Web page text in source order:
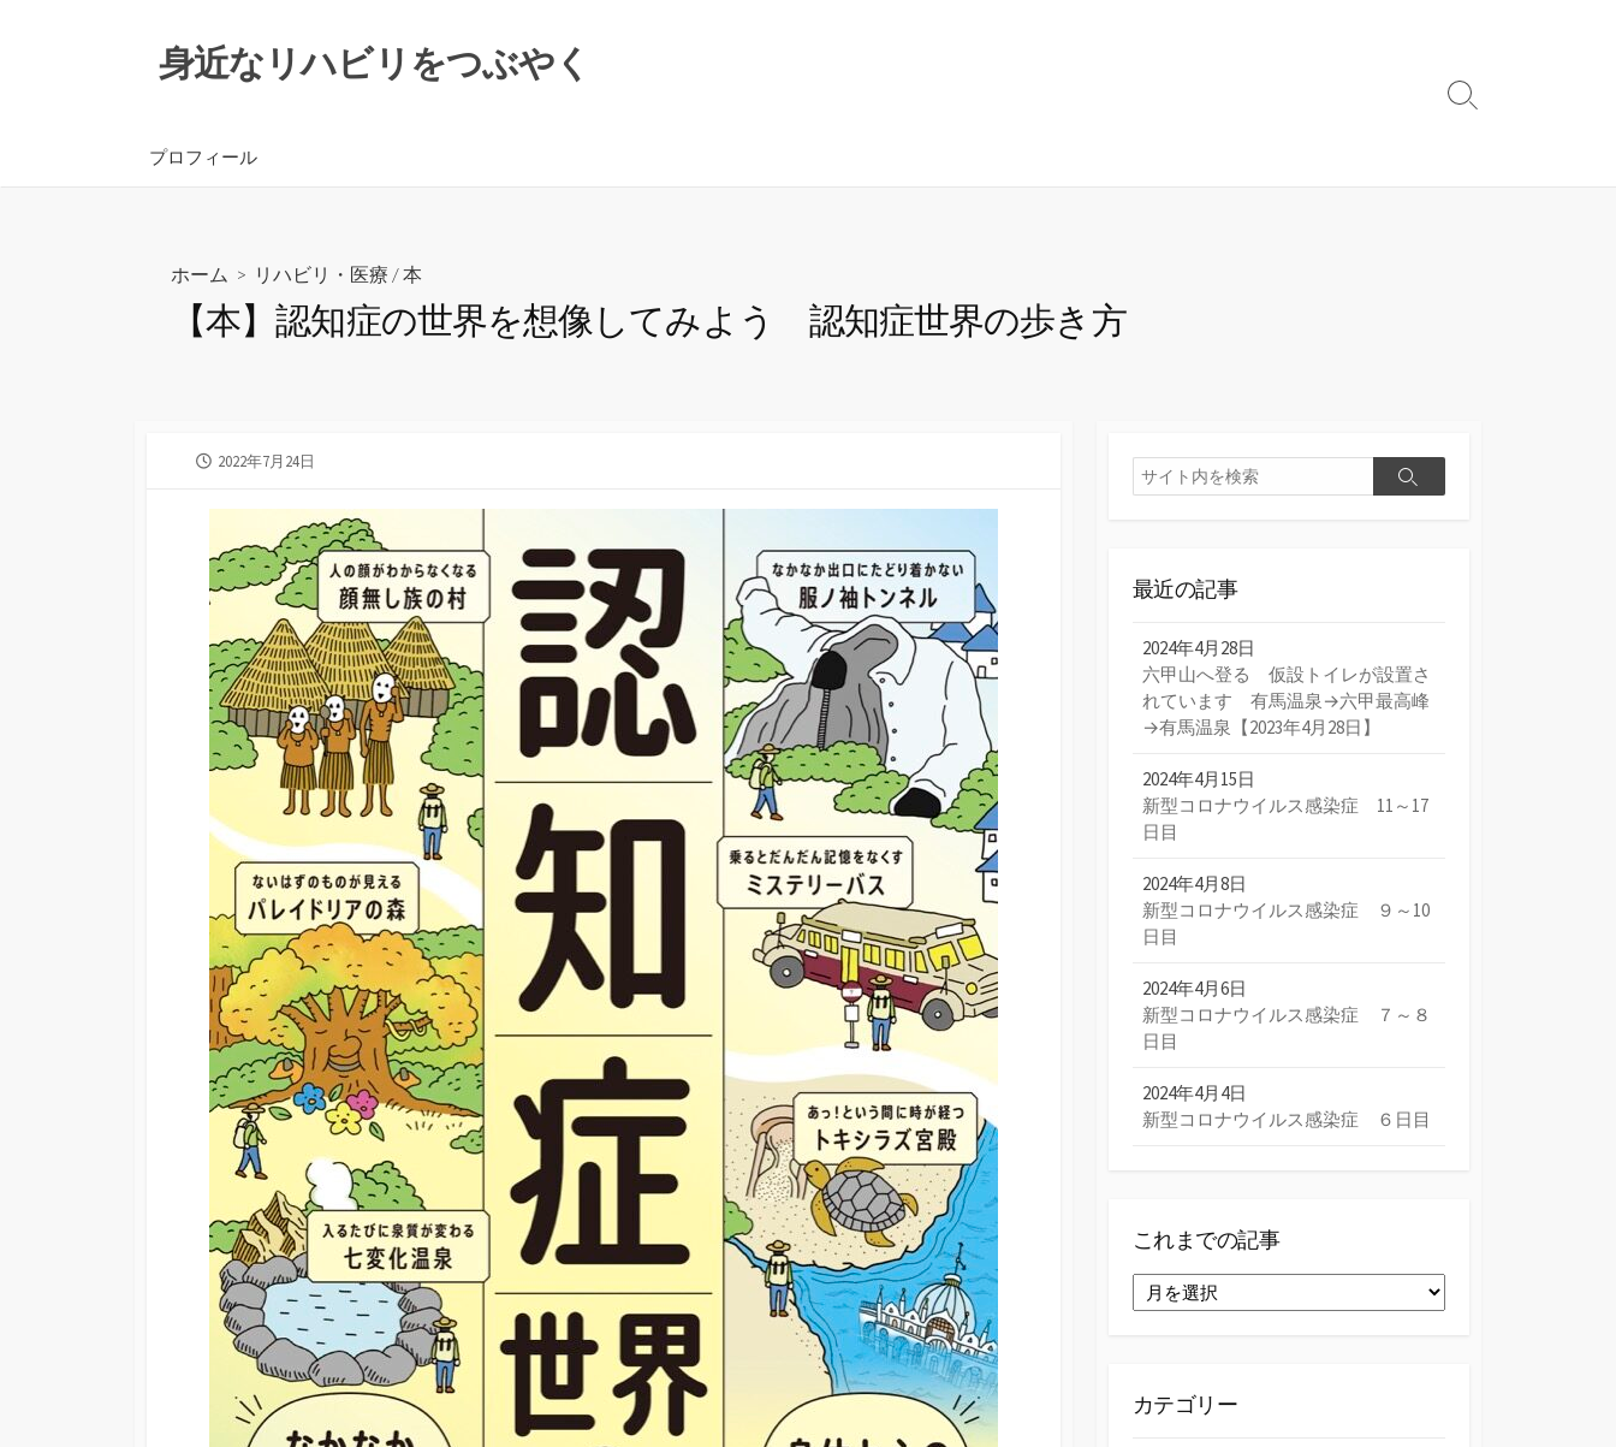
身近なリハビリをつぶやく
プロフィール
検
ホーム > リハビリ・医療 /本
【本】認知症の世界を想像してみよう 認知症世界の歩き方
公
日
2022年7月24日
検
索
検
最近の記事
2024年4月28日
六甲山へ登る 仮設トイレが設置さ
れています 有馬温泉→六甲最高峰
→有馬温泉【2023年4月28日】
2024年4月15日
新型コロナウイルス感染症 11～17
日目
2024年4月8日
新型コロナウイルス感染症 ９～10
日目
2024年4月6日
新型コロナウイルス感染症 ７～８
日目
2024年4月4日
新型コロナウイルス感染症 ６日目
これまでの記事
れ
記
カテゴリー